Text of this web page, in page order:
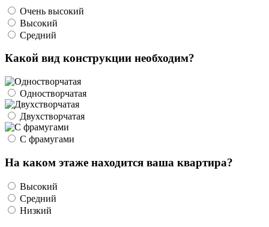
Очень высокий
Высокий
Средний
Какой вид конструкции необходим?
Одностворчатая
Двухстворчатая
С фрамугами
На каком этаже находится ваша квартира?
Высокий
Средний
Низкий